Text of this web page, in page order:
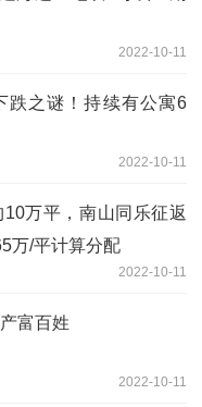
2022-10-11
跌之谜！持续有公寓6
2022-10-11
万平，南山同乐征返
万/平计算分配
2022-10-11
富百姓
2022-10-11